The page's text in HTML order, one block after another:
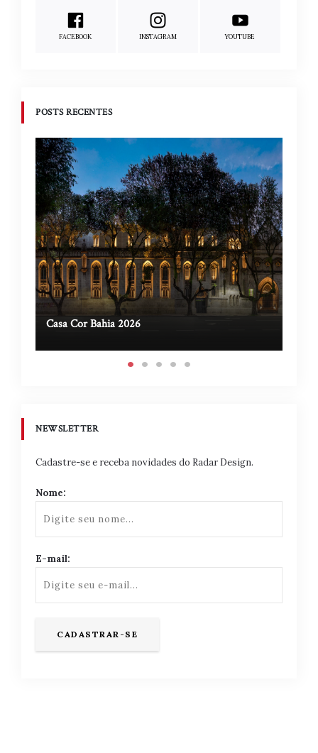
FACEBOOK INSTAGRAM YOUTUBE
POSTS RECENTES
Casa Cor Bahia 2026
NEWSLETTER
Cadastre-se e receba novidades do Radar Design.
Nome:
E-mail: